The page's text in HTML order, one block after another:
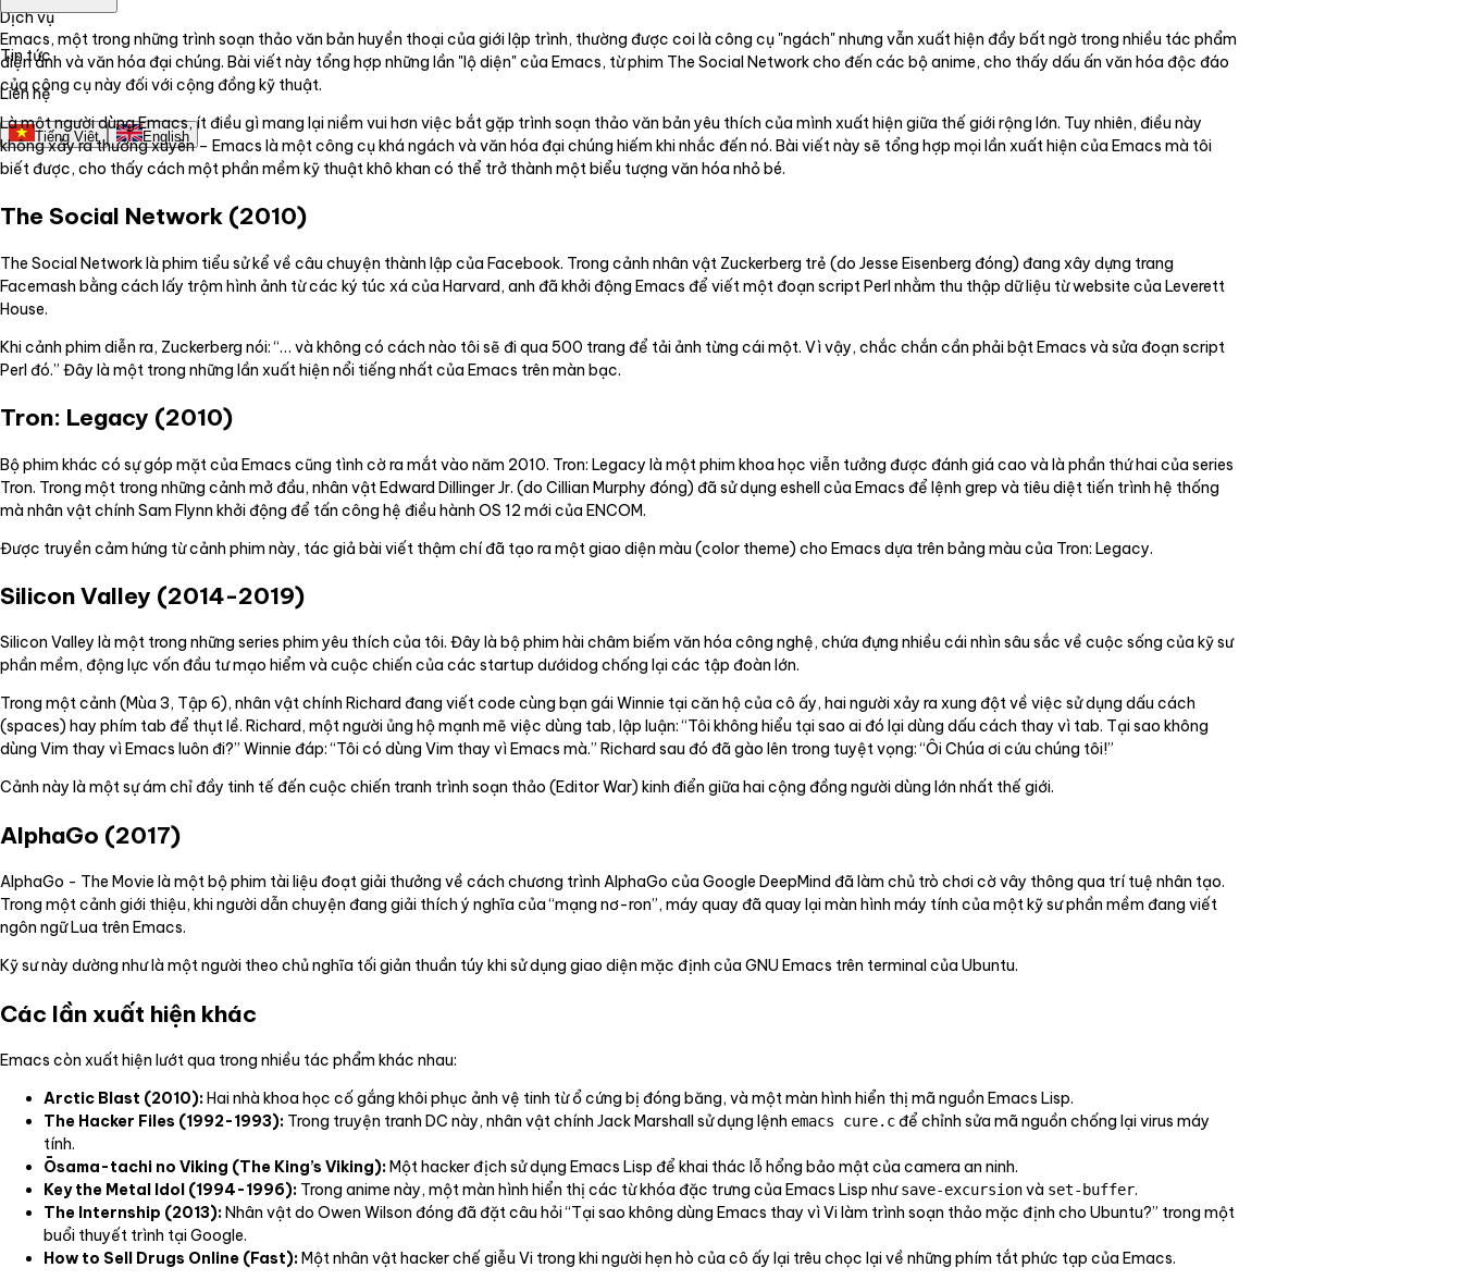
Dịch vụ
Tin tức
Liên hệ
Tiếng Việt English
Emacs, một trong những trình soạn thảo văn bản huyền thoại của giới lập trình, thường được coi là công cụ "ngách" nhưng vẫn xuất hiện đầy bất ngờ trong nhiều tác phẩm
điện ảnh và văn hóa đại chúng. Bài viết này tổng hợp những lần "lộ diện" của Emacs, từ phim The Social Network cho đến các bộ anime, cho thấy dấu ấn văn hóa độc đáo
của công cụ này đối với cộng đồng kỹ thuật.
Là một người dùng Emacs, ít điều gì mang lại niềm vui hơn việc bắt gặp trình soạn thảo văn bản yêu thích của mình xuất hiện giữa thế giới rộng lớn. Tuy nhiên, điều này
không xảy ra thường xuyên – Emacs là một công cụ khá ngách và văn hóa đại chúng hiếm khi nhắc đến nó. Bài viết này sẽ tổng hợp mọi lần xuất hiện của Emacs mà tôi
biết được, cho thấy cách một phần mềm kỹ thuật khô khan có thể trở thành một biểu tượng văn hóa nhỏ bé.
The Social Network (2010)
The Social Network là phim tiểu sử kể về câu chuyện thành lập của Facebook. Trong cảnh nhân vật Zuckerberg trẻ (do Jesse Eisenberg đóng) đang xây dựng trang
Facemash bằng cách lấy trộm hình ảnh từ các ký túc xá của Harvard, anh đã khởi động Emacs để viết một đoạn script Perl nhằm thu thập dữ liệu từ website của Leverett
House.
Khi cảnh phim diễn ra, Zuckerberg nói: “… và không có cách nào tôi sẽ đi qua 500 trang để tải ảnh từng cái một. Vì vậy, chắc chắn cần phải bật Emacs và sửa đoạn script
Perl đó.” Đây là một trong những lần xuất hiện nổi tiếng nhất của Emacs trên màn bạc.
Tron: Legacy (2010)
Bộ phim khác có sự góp mặt của Emacs cũng tình cờ ra mắt vào năm 2010. Tron: Legacy là một phim khoa học viễn tưởng được đánh giá cao và là phần thứ hai của series
Tron. Trong một trong những cảnh mở đầu, nhân vật Edward Dillinger Jr. (do Cillian Murphy đóng) đã sử dụng eshell của Emacs để lệnh grep và tiêu diệt tiến trình hệ thống
mà nhân vật chính Sam Flynn khởi động để tấn công hệ điều hành OS 12 mới của ENCOM.
Được truyền cảm hứng từ cảnh phim này, tác giả bài viết thậm chí đã tạo ra một giao diện màu (color theme) cho Emacs dựa trên bảng màu của Tron: Legacy.
Silicon Valley (2014-2019)
Silicon Valley là một trong những series phim yêu thích của tôi. Đây là bộ phim hài châm biếm văn hóa công nghệ, chứa đựng nhiều cái nhìn sâu sắc về cuộc sống của kỹ sư
phần mềm, động lực vốn đầu tư mạo hiểm và cuộc chiến của các startup dướidog chống lại các tập đoàn lớn.
Trong một cảnh (Mùa 3, Tập 6), nhân vật chính Richard đang viết code cùng bạn gái Winnie tại căn hộ của cô ấy, hai người xảy ra xung đột về việc sử dụng dấu cách
(spaces) hay phím tab để thụt lề. Richard, một người ủng hộ mạnh mẽ việc dùng tab, lập luận: “Tôi không hiểu tại sao ai đó lại dùng dấu cách thay vì tab. Tại sao không
dùng Vim thay vì Emacs luôn đi?” Winnie đáp: “Tôi có dùng Vim thay vì Emacs mà.” Richard sau đó đã gào lên trong tuyệt vọng: “Ôi Chúa ơi cứu chúng tôi!”
Cảnh này là một sự ám chỉ đầy tinh tế đến cuộc chiến tranh trình soạn thảo (Editor War) kinh điển giữa hai cộng đồng người dùng lớn nhất thế giới.
AlphaGo (2017)
AlphaGo - The Movie là một bộ phim tài liệu đoạt giải thưởng về cách chương trình AlphaGo của Google DeepMind đã làm chủ trò chơi cờ vây thông qua trí tuệ nhân tạo.
Trong một cảnh giới thiệu, khi người dẫn chuyện đang giải thích ý nghĩa của “mạng nơ-ron”, máy quay đã quay lại màn hình máy tính của một kỹ sư phần mềm đang viết
ngôn ngữ Lua trên Emacs.
Kỹ sư này dường như là một người theo chủ nghĩa tối giản thuần túy khi sử dụng giao diện mặc định của GNU Emacs trên terminal của Ubuntu.
Các lần xuất hiện khác
Emacs còn xuất hiện lướt qua trong nhiều tác phẩm khác nhau:
Arctic Blast (2010):Hai nhà khoa học cố gắng khôi phục ảnh vệ tinh từ ổ cứng bị đóng băng, và một màn hình hiển thị mã nguồn Emacs Lisp.
The Hacker Files (1992-1993): Trong truyện tranh DC này, nhân vật chính Jack Marshall sử dụng lệnh emacs cure.cđể chỉnh sửa mã nguồn chống lại virus máy
tính.
Ōsama-tachi no Viking (The King’s Viking):Một hacker địch sử dụng Emacs Lisp để khai thác lỗ hổng bảo mật của camera an ninh.
Key the Metal Idol (1994-1996): Trong anime này, một màn hình hiển thị các từ khóa đặc trưng của Emacs Lisp nhưsave-excursionvà set-buffer.
The Internship (2013):Nhân vật do Owen Wilson đóng đã đặt câu hỏi “Tại sao không dùng Emacs thay vì Vi làm trình soạn thảo mặc định cho Ubuntu?” trong một
buổi thuyết trình tại Google.
How to Sell Drugs Online (Fast):Một nhân vật hacker chế giễu Vi trong khi người hẹn hò của cô ấy lại trêu chọc lại về những phím tắt phức tạp của Emacs.